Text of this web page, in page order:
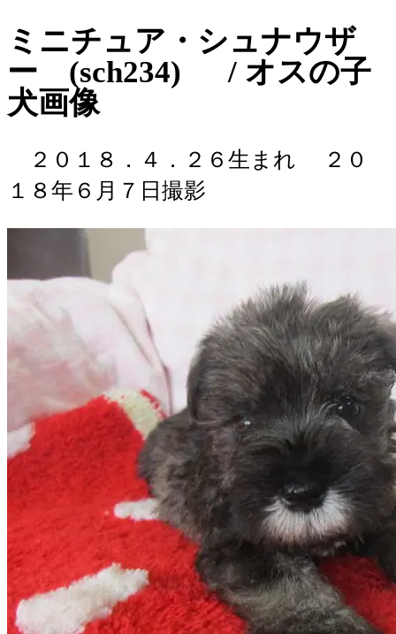
ミニチュア・シュナウザ
ー (sch234) / オスの子
犬画像
２０１８．４．２６生まれ
２０
１８年６月７日撮影